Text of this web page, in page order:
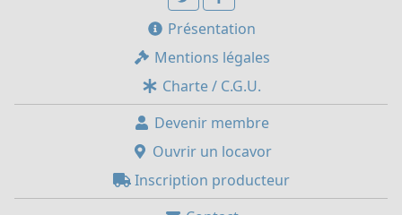
Présentation
Mentions légales
Charte / C.G.U.
Devenir membre
Ouvrir un locavor
Inscription producteur